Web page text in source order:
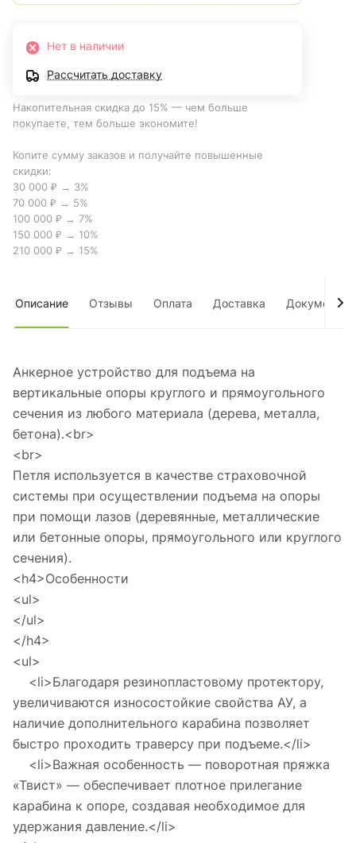
Нет в наличии
Рассчитать доставку
Накопительная скидка до 15% — чем больше
покупаете, тем больше экономите!
Копите сумму заказов и получайте повышенные
скидки:
30 000 ₽ → 3%
70 000 ₽ → 5%
100 000 ₽ → 7%
150 000 ₽ → 10%
210 000 ₽ → 15%
Описание Отзывы Оплата Доставка Документы
Анкерное устройство для подъема на
вертикальные опоры круглого и прямоугольного
сечения из любого материала (дерева, металла,
бетона).<br>
<br>
Петля используется в качестве страховочной
системы при осуществлении подъема на опоры
при помощи лазов (деревянные, металлические
или бетонные опоры, прямоугольного или круглого
сечения).
<h4>Особенности
<ul>
</ul>
</h4>
<ul>
<li>Благодаря резинопластовому протектору,
увеличиваются износостойкие свойства АУ, а
наличие дополнительного карабина позволяет
быстро проходить траверсу при подъеме.</li>
<li>Важная особенность — поворотная пряжка
«Твист» — обеспечивает плотное прилегание
карабина к опоре, создавая необходимое для
удержания давление.</li>